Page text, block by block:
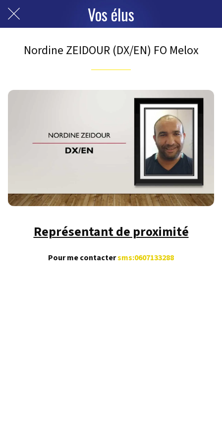
Vos élus
Nordine ZEIDOUR (DX/EN) FO Melox
Représentant de proximité
Pour me contactersms:0607133288